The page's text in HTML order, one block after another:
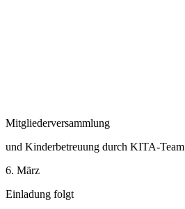
Mitgliederversammlung
und Kinderbetreuung durch KITA-Team
6. März
Einladung folgt